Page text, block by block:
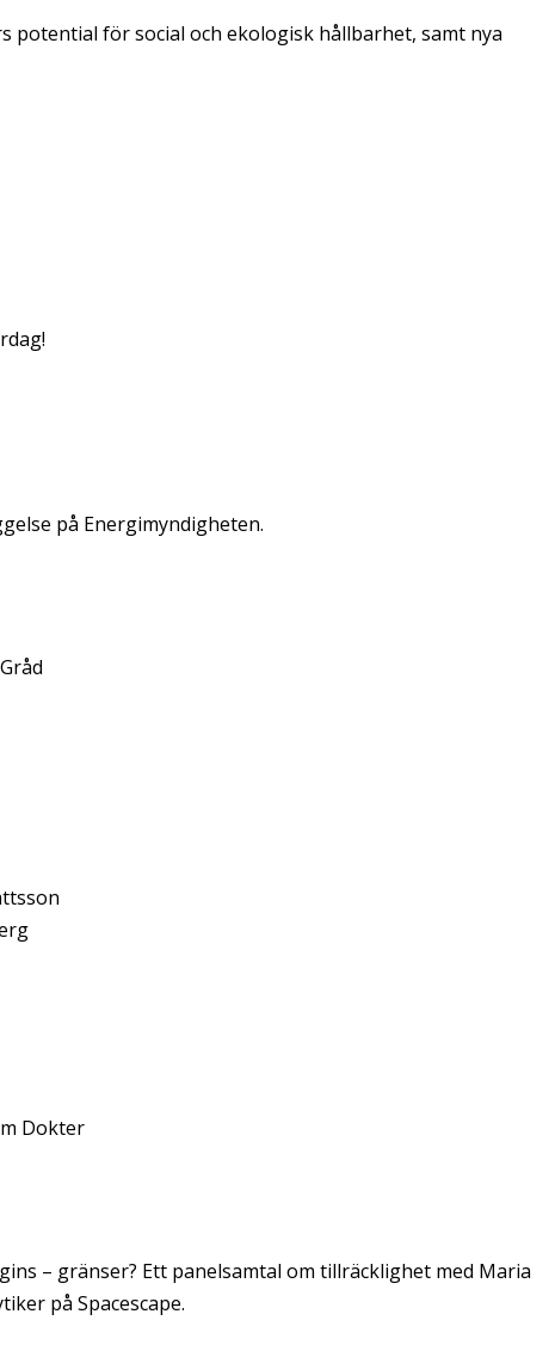
för social och ekologisk hållbarhet, samt nya
på Energimyndigheten.
Dokter
– gränser? Ett panelsamtal om tillräcklighet med Maria
på Spacescape.